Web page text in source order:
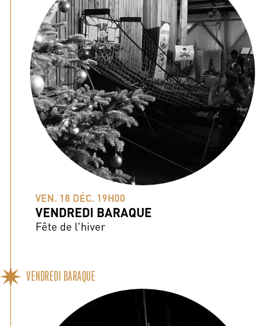
VEN. 18 DÉC. 19H00
VENDREDI BARAQUE
Fête de l'hiver
VENDREDI BARAQUE